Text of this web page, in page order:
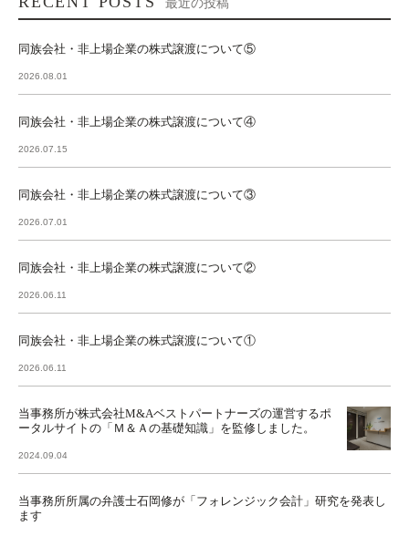
最近の投稿
同族会社・非上場企業の株式譲渡について⑤
2026.08.01
同族会社・非上場企業の株式譲渡について④
2026.07.15
同族会社・非上場企業の株式譲渡について③
2026.07.01
同族会社・非上場企業の株式譲渡について②
2026.06.11
同族会社・非上場企業の株式譲渡について①
2026.06.11
当事務所が株式会社M&Aベストパートナーズの運営するポ
ータルサイトの「Ｍ＆Ａの基礎知識」を監修しました。
2024.09.04
当事務所所属の弁護士石岡修が「フォレンジック会計」研究を発表し
ます